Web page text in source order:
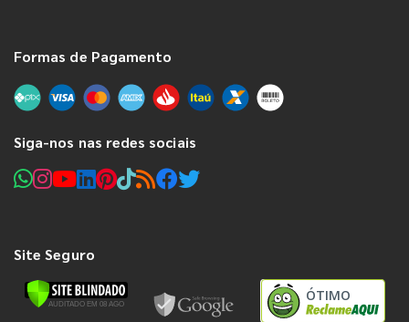
Formas de Pagamento
Siga-nos nas redes sociais
Site Seguro
ÓTIMO